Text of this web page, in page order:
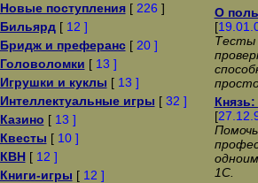
Новые поступления[ 226 ]
Бильярд[ 12 ]
Бридж и преферанс[ 20 ]
Головоломки [ 13 ]
Игрушки и куклы [ 13 ]
Интеллектуальные игры [ 32 ]
Казино [ 13 ]
Квесты [ 10 ]
КВН[ 12 ]
Книги-игры [ 12 ]
О
[
Тесты
[
1С.